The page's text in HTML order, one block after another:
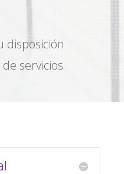
disposición
servicios